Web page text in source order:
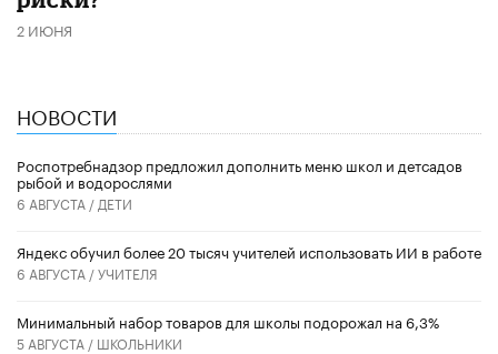
2 ИЮНЯ
НОВОСТИ
Роспотребнадзор предложил дополнить меню школ и детсадов
рыбой и водорослями
6 АВГУСТА / ДЕТИ
​Яндекс обучил более 20 тысяч учителей использовать ИИ в работе
6 АВГУСТА /УЧИТЕЛЯ
Минимальный набор товаров для школы подорожал на 6,3%
5 АВГУСТА / ШКОЛЬНИКИ